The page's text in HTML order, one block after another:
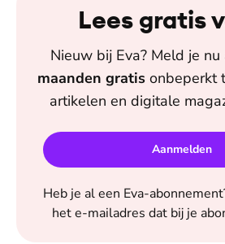
Lees gratis
Nieuw bij Eva? Meld je
maanden gratis onbeperkt
artikelen en digitale
Aanmelden
Heb je al een Eva-
het e-mailadres dat bij je